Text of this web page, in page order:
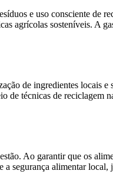
e uso consciente de
agrícolas sosteníveis. A
de ingredientes locais e
de técnicas de reciclagem
Ao garantir que os
segurança alimentar local,